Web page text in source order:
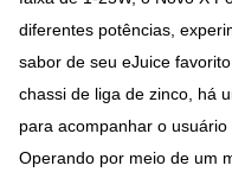
diferentes potências,
sabor de seu eJuice
chassi de liga de zinco, há
para acompanhar o
Operando por meio de um